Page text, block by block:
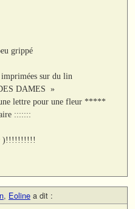
grippé
imprimées sur du lin
DAMES »
lettre pour une fleur *****
:::::::
)!!!!!!!!!!
, Eoline a dit :